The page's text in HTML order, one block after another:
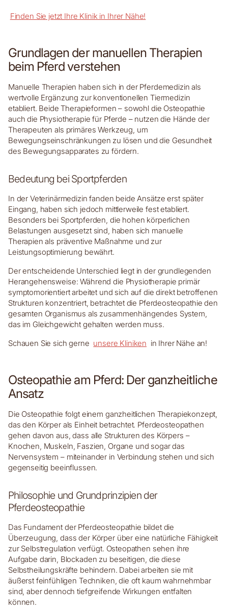
Finden Sie jetzt Ihre Klinik in Ihrer Nähe!
Grundlagen der manuellen Therapien
beim Pferd verstehen
Manuelle Therapien haben sich in der Pferdemedizin als
wertvolle Ergänzung zur konventionellen Tiermedizin
etabliert. Beide Therapieformen – sowohl die Osteopathie
auch die Physiotherapie für Pferde – nutzen die Hände der
Therapeuten als primäres Werkzeug, um
Bewegungseinschränkungen zu lösen und die Gesundheit
des Bewegungsapparates zu fördern.
Bedeutung bei Sportpferden
In der Veterinärmedizin fanden beide Ansätze erst später
Eingang, haben sich jedoch mittlerweile fest etabliert.
Besonders bei Sportpferden, die hohen körperlichen
Belastungen ausgesetzt sind, haben sich manuelle
Therapien als präventive Maßnahme und zur
Leistungsoptimierung bewährt.
Der entscheidende Unterschied liegt in der grundlegenden
Herangehensweise: Während die Physiotherapie primär
symptomorientiert arbeitet und sich auf die direkt betroffenen
Strukturen konzentriert, betrachtet die Pferdeosteopathie den
gesamten Organismus als zusammenhängendes System,
das im Gleichgewicht gehalten werden muss.
Schauen Sie sich gerne unsere Kliniken in Ihrer Nähe an!
Osteopathie am Pferd: Der ganzheitliche
Ansatz
Die Osteopathie folgt einem ganzheitlichen Therapiekonzept,
das den Körper als Einheit betrachtet. Pferdeosteopathen
gehen davon aus, dass alle Strukturen des Körpers –
Knochen, Muskeln, Faszien, Organe und sogar das
Nervensystem – miteinander in Verbindung stehen und sich
gegenseitig beeinflussen.
Philosophie und Grundprinzipien der
Pferdeosteopathie
Das Fundament der Pferdeosteopathie bildet die
Überzeugung, dass der Körper über eine natürliche Fähigkeit
zur Selbstregulation verfügt. Osteopathen sehen ihre
Aufgabe darin, Blockaden zu beseitigen, die diese
Selbstheilungskräfte behindern. Dabei arbeiten sie mit
äußerst feinfühligen Techniken, die oft kaum wahrnehmbar
sind, aber dennoch tiefgreifende Wirkungen entfalten
können.